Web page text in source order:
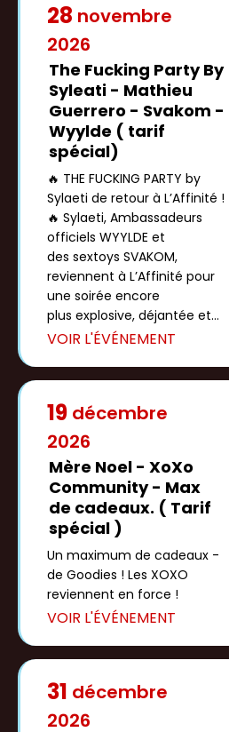
28 novembre
2026
The Fucking Party By
Syleati - Mathieu
Guerrero - Svakom -
Wyylde ( tarif
spécial)
🔥 THE FUCKING PARTY by
Sylaeti de retour à L’Affinité !
🔥 Sylaeti, Ambassadeurs
officiels WYYLDE et
des sextoys SVAKOM,
reviennent à L’Affinité pour
une soirée encore
plus explosive, déjantée et
ultra sensuelle à L’Affinité 😈
19 décembre
2026
Mère Noel - XoXo
Community - Max
de cadeaux. ( Tarif
spécial )
Un maximum de cadeaux -
de Goodies ! Les XOXO
reviennent en force !
31 décembre
2026